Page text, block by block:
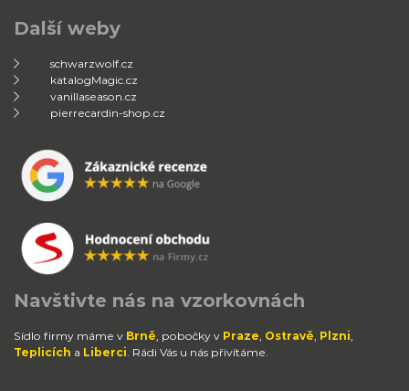
Další weby
schwarzwolf.cz
katalogMagic.cz
vanillaseason.cz
pierrecardin-shop.cz
Navštivte nás na vzorkovnách
Sídlo firmy máme v Brně , pobočky v Praze Ostravě Plzni
Teplicích a Liberci . Rádi Vás u nás přivítáme.